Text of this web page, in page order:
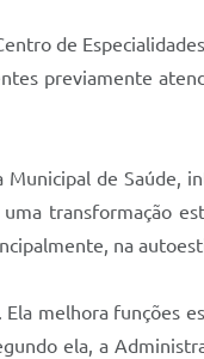
de
previamente
de Saúde,
transformação
na
melhora funções
ela, a